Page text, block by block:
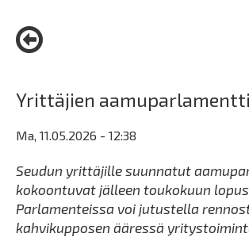
here:
Yrittäjien aamuparlamentti
Ma, 11.05.2026 - 12:38
Seudun yrittäjille suunnatut
kokoontuvat jälleen toukokuun
Parlamenteissa voi jutustella
kahvikupposen ääressä